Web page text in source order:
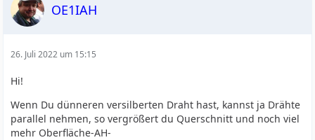
OE1IAH
26. Juli 2022 um 15:15
Hi!
Wenn Du dünneren versilberten Draht hast, kannst ja Drähte
parallel nehmen, so vergrößert du Querschnitt und noch viel
mehr Oberfläche-AH-